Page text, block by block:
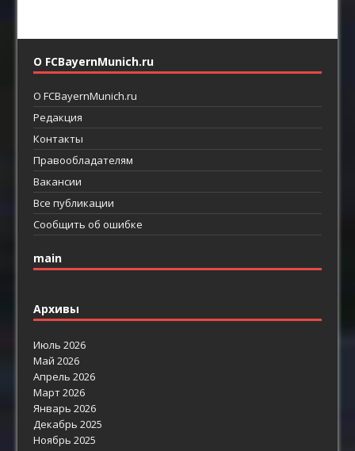
О FCBayernMunich.ru
О FCBayernMunich.ru
Редакция
Контакты
Правообладателям
Вакансии
Все публикации
Сообщить об ошибке
main
Архивы
Июль 2026
Май 2026
Апрель 2026
Март 2026
Январь 2026
Декабрь 2025
Ноябрь 2025